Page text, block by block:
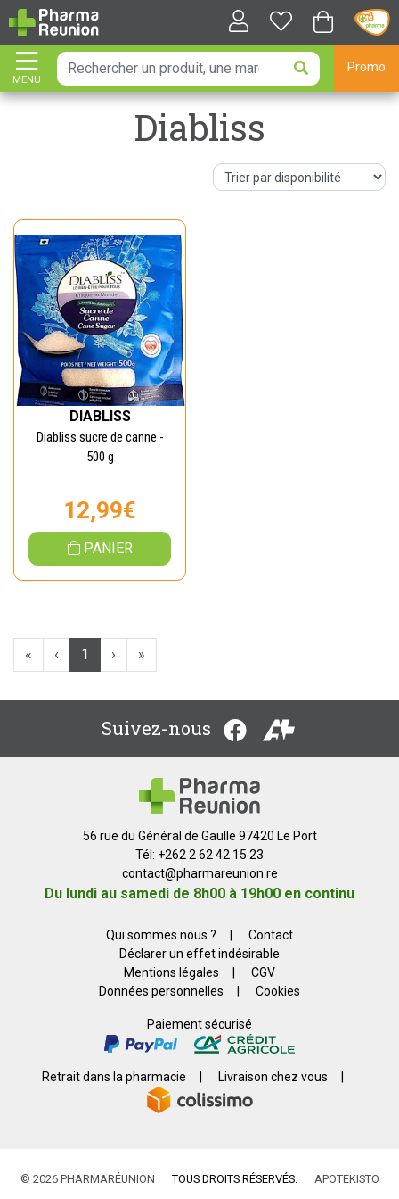
MENU
AFFICHER LA NAVIGATION
Promo
Diabliss
DIABLISS
Diabliss sucre de canne -
500 g
12,99€
PANIER
« ‹ 1 › »
Suivez-nous
56 rue du Général de Gaulle 97420 Le Port
Tél: +262 2 62 42 15 23
contact@pharmareunion.re
Du lundi au samedi de 8h00 à 19h00 en continu
Qui sommes nous ?
Contact
Déclarer un effet indésirable
Mentions légales
CGV
Données personnelles
Cookies
Paiement sécurisé
Retrait dans la pharmacie Livraison chez vous
© 2026 PHARMARÉUNION TOUS DROITS RÉSERVÉS. APOTEKISTO